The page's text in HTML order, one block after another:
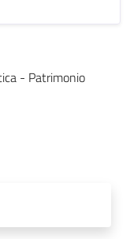
- Patrimonio